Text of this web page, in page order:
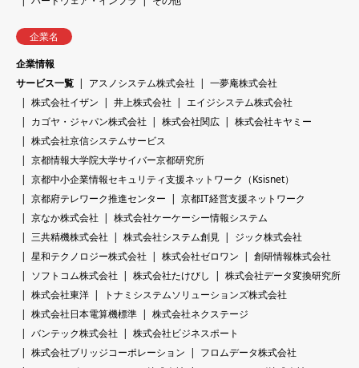
企業名
企業情報
サービス一覧
アスノシステム株式会社
一夢庵株式会社
株式会社イザン
井上株式会社
エイジシステム株式会社
カゴヤ・ジャパン株式会社
株式会社関広
株式会社キヤミー
株式会社京信システムサービス
京都情報大学院大学サイバー京都研究所
京都中小企業情報セキュリティ支援ネットワーク（Ksisnet）
京都府テレワーク推進センター
京都IT経営支援ネットワーク
京なか株式会社
株式会社ケーケーシー情報システム
三共精機株式会社
株式会社システム創見
ジック株式会社
星和テクノロジー株式会社
株式会社ゼロワン
創研情報株式会社
ソフトコム株式会社
株式会社たけびし
株式会社データ変換研究所
株式会社東洋
トナミシステムソリューションズ株式会社
株式会社日本電算機標準
株式会社ネクステージ
バンテック株式会社
株式会社ビジネスポート
株式会社ブリッジコーポレーション
フロムデータ株式会社